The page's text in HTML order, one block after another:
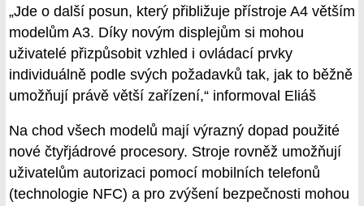
„Jde o další posun, který přibližuje přístroje A4 větším
modelům A3. Díky novým displejům si mohou
uživatelé přizpůsobit vzhled i ovládací prvky
individuálně podle svých požadavků tak, jak to běžně
umožňují právě větší zařízení,“ informoval Eliáš
Na chod všech modelů mají výrazný dopad použité
nové čtyřjádrové procesory. Stroje rovněž umožňují
uživatelům autorizaci pomocí mobilních telefonů
(technologie NFC) a pro zvýšení bezpečnosti mohou